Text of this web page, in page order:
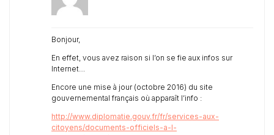
Bonjour,
En effet, vous avez raison si l’on se fie aux infos sur
Internet…
Encore une mise à jour (octobre 2016) du site
gouvernemental français où apparaît l’info :
http://www.diplomatie.gouv.fr/fr/services-aux-
citoyens/documents-officiels-a-l-